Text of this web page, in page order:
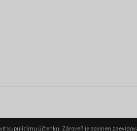
kupujícímu účtenku. Zároveň je povinen